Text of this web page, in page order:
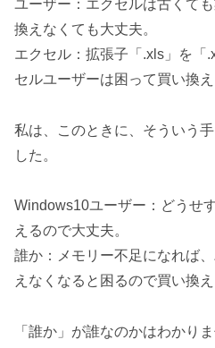
ユーザー：エクセルは古くて
換えなくても大丈夫。
エクセル：拡張子「.xls」を「
セルユーザーは困って買い換え
私は、このときに、そういう
した。
Windows10ユーザー：どうせ
えるので大丈夫。
誰か：メモリー不足になれば
えなくなると困るので買い換
「誰か」が誰なのかはわかり